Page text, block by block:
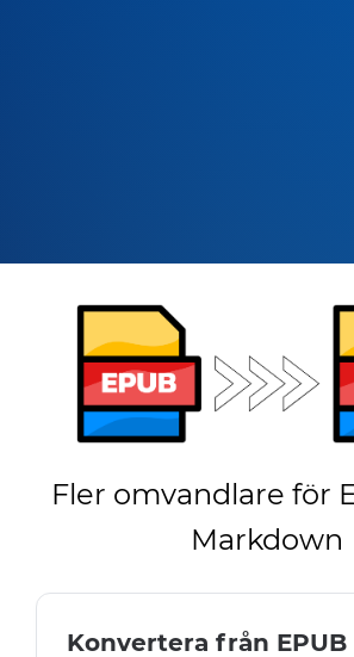
Fler omvandlare för
Markdown
Konvertera från EPUB